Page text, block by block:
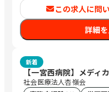
この求人に問
詳細
新着
【一宮西病院】メディ
社会医療法人杏嶺会